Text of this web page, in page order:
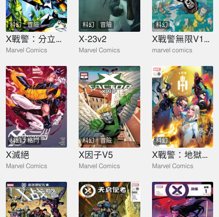
科幻 冒險
X戰警：分立而存
Marvel Comics
科幻 冒險
X-23v2
Marvel Comics
科幻
X戰警無限V1（1993-2003）
marvel comics
科幻 格鬥
X滅絕
Marvel Comics
科幻 冒險
X因子V5
Marvel Comics
科幻
X戰警：地獄火晚宴
Marvel Comics